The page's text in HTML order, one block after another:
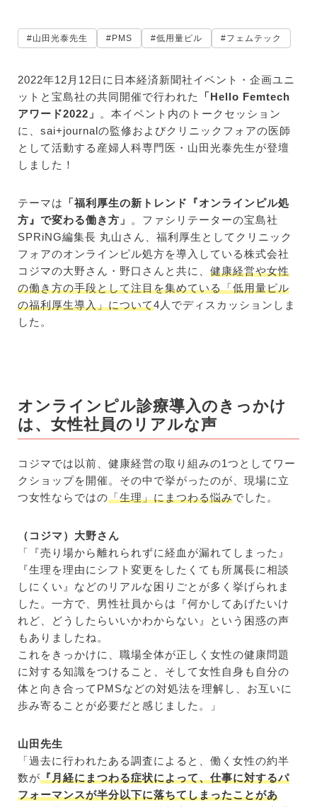
#山田光泰先生 #PMS #低用量ピル #フェムテック
2022年12月12日に日本経済新聞社イベント・企画ユニ
ットと宝島社の共同開催で行われた
「Hello Femtech
アワード2022」
。本イベント内のトークセッション
に、sai+journalの監修およびクリニックフォアの医師
として活動する産婦人科専門医・山田光泰先生が登壇
しました！
テーマは
「福利厚生の新トレンド『オンラインピル処
方』で変わる働き方」
。ファシリテーターの宝島社
SPRiNG編集長 丸山さん、福利厚生としてクリニック
フォアのオンラインピル処方を導入している株式会社
コジマの大野さん・野口さんと共に、 健康経営や女性
の働き方の手段として注目を集めている「低用量ピル
の福利厚生導入」について4人でディスカッションしま
した。
オンラインピル診療導入のきっかけ
は、女性社員のリアルな声
コジマでは以前、健康経営の取り組みの1つとしてワー
クショップを開催。その中で挙がったのが、現場に立
つ女性ならではの「生理」にまつわる悩みでした。
（コジマ）大野さん
「『売り場から離れられずに経血が漏れてしまった』
『生理を理由にシフト変更をしたくても所属長に相談
しにくい』などのリアルな困りごとが多く挙げられま
した。一方で、男性社員からは『何かしてあげたいけ
れど、どうしたらいいかわからない』という困惑の声
もありましたね。
これをきっかけに、職場全体が正しく女性の健康問題
に対する知識をつけること、そして女性自身も自分の
体と向き合ってPMSなどの対処法を理解し、お互いに
歩み寄ることが必要だと感じました。」
山田先生
「過去に行われたある調査によると、働く女性の約半
数が『月経にまつわる症状によって、仕事に対するパ
フォーマンスが半分以下に落ちてしまったことがあ